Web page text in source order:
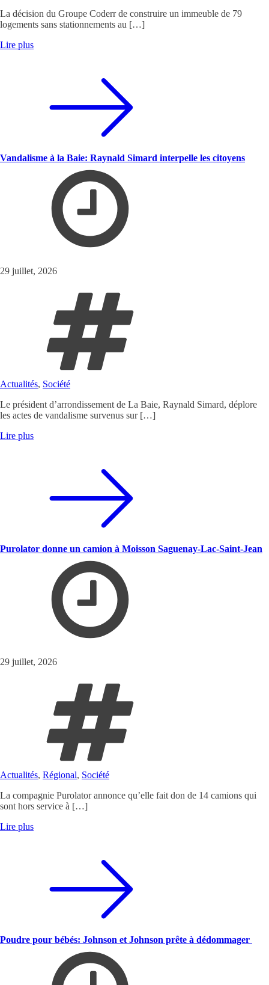
La décision du Groupe Coderr de construire un immeuble de 79
logements sans stationnements au […]
Lire plus
Vandalisme à la Baie: Raynald Simard interpelle les citoyens
29 juillet, 2026
Actualités, Société
Le président d’arrondissement de La Baie, Raynald Simard, déplore
les actes de vandalisme survenus sur […]
Lire plus
Purolator donne un camion à Moisson Saguenay-Lac-Saint-Jean
29 juillet, 2026
Actualités, Régional, Société
La compagnie Purolator annonce qu’elle fait don de 14 camions qui
sont hors service à […]
Lire plus
Poudre pour bébés: Johnson et Johnson prête à dédommager